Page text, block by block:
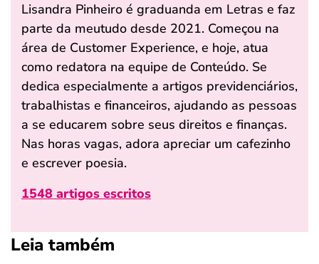
Lisandra Pinheiro é graduanda em Letras e faz
parte da meutudo desde 2021. Começou na
área de Customer Experience, e hoje, atua
como redatora na equipe de Conteúdo. Se
dedica especialmente a artigos previdenciários,
trabalhistas e financeiros, ajudando as pessoas
a se educarem sobre seus direitos e finanças.
Nas horas vagas, adora apreciar um cafezinho
e escrever poesia.
1548 artigos escritos
Leia também